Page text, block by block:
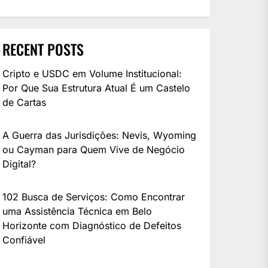
RECENT POSTS
Cripto e USDC em Volume Institucional:
Por Que Sua Estrutura Atual É um Castelo
de Cartas
A Guerra das Jurisdições: Nevis, Wyoming
ou Cayman para Quem Vive de Negócio
Digital?
102 Busca de Serviços: Como Encontrar
uma Assistência Técnica em Belo
Horizonte com Diagnóstico de Defeitos
Confiável